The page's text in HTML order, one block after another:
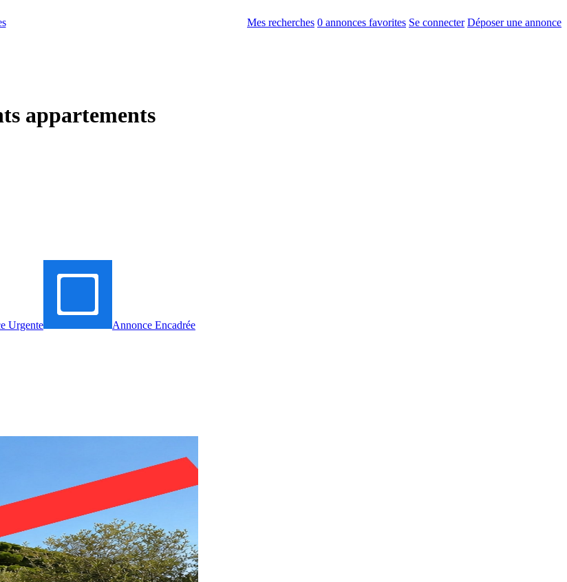
Mes recherches 0 annonces favorites Se connecter Déposer une annonce
appartements
Urgente
Annonce Encadrée